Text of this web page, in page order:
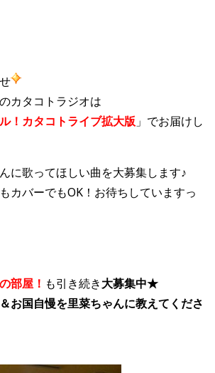
カタコトラジオは
！カタコトライブ拡大版 」でお届けし
に歌ってほしい曲を大募集します♪
カバーでもOK！お待ちしていますっ
部屋 ！ も引き続き大募集中★
お国自慢を里菜ちゃんに教えてくださ